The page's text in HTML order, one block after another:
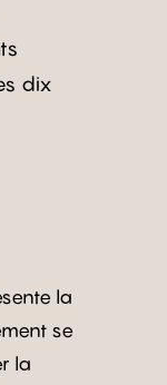
dix
la
se
la